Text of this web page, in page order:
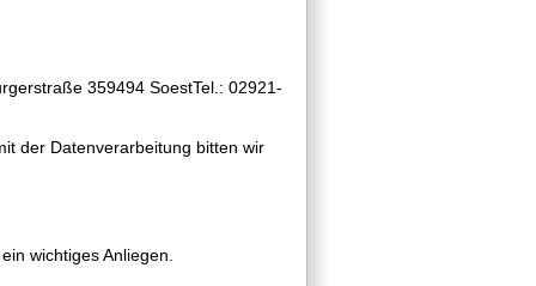
359494 SoestTel.: 02921-
der Datenverarbeitung bitten wir
wichtiges Anliegen.